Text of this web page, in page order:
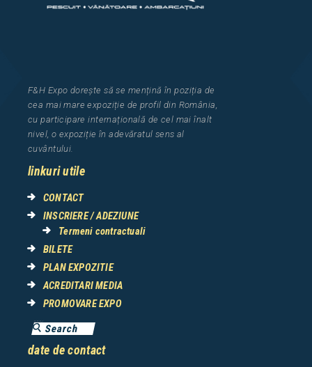
F&H Expo dorește să se mențină în poziția de
cea mai mare expoziție de profil din România
cu participare internațională de cel maiînalt
nivel, o expoziție în adevăratul sens al
cuvântului.
linkuri utile
CONTACT
INSCRIERE / ADEZIUNE
Termeni contractuali
BILETE
PLAN EXPOZITIE
ACREDITARI MEDIA
PROMOVARE EXPO
date de contact